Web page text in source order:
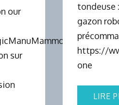
our
sur
tondeuse
gazon
https://
one
LIRE